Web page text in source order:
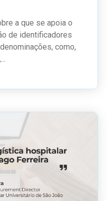
a que se apoia o
de identificadores
como,